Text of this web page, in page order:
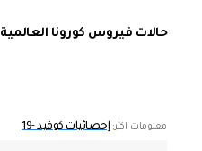
حالات فيروس كورونا العالمية
معلومات اكثر:إحصائيات كوفيد -19